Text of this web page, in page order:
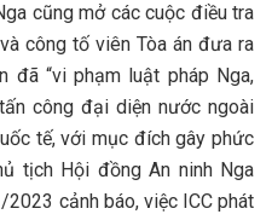
cũngmở các cuộc điều tra
công tố viên Tòa án đưa ra
đã “vi phạm luật pháp Nga,
công đại diện nước ngoài
tế, với mục đích gây phức
tịch Hội đồng An ninh Nga
cảnh báo, việc ICC phát